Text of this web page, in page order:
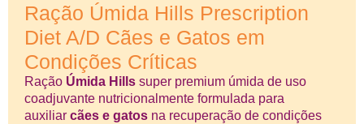
Ração Úmida Hills Prescription
Diet A/D Cães e Gatos em
Condições Críticas
Ração Úmida Hills super premium úmida de uso
coadjuvante nutricionalmente formulada para
auxiliar cães e gatos na recuperação de condições